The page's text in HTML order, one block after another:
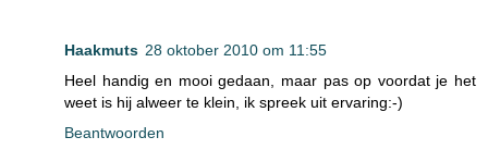
Haakmuts 28 oktober 2010 om 11:55
Heel handig en mooi gedaan, maar pas op voordat je het
weet is hij alweer te klein, ik spreek uit ervaring:-)
Beantwoorden